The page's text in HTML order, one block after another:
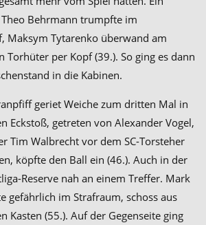
Behrmann trumpfte im
Maksym Tytarenko überwand am
Torhüter per Kopf (39.). So ging es dann
in die Kabinen.
geriet Weiche zum dritten Mal in
Eckstoß, getreten von Alexander Vogel,
Tim Walbrecht vor dem SC-Torsteher
köpfte den Ball ein (46.). Auch in der
Reserve nah an einem Treffer. Mark
gefährlich im Strafraum, schoss aus
Kasten (55.). Auf der Gegenseite ging